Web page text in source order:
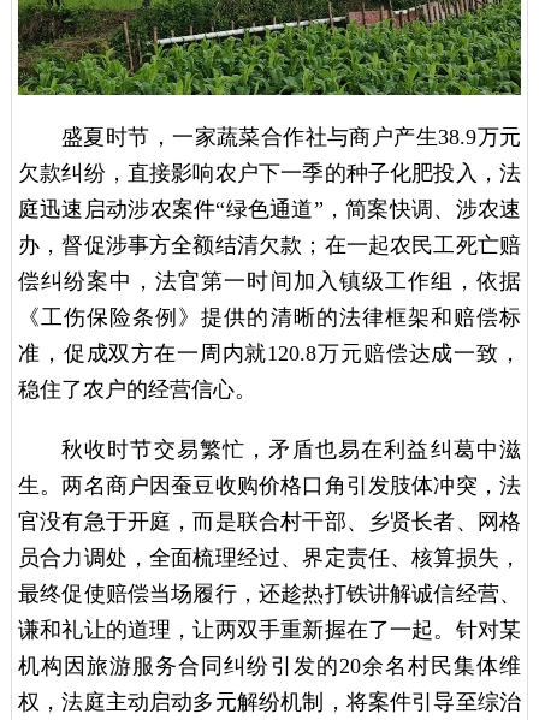
盛夏时节，一家蔬菜合作社与商户产生38.9万元
欠款纠纷，直接影响农户下一季的种子化肥投入，法
庭迅速启动涉农案件“绿色通道”，简案快调、涉农速
办，督促涉事方全额结清欠款；在一起农民工死亡赔
偿纠纷案中，法官第一时间加入镇级工作组，依据
《工伤保险条例》提供的清晰的法律框架和赔偿标
准，促成双方在一周内就120.8万元赔偿达成一致，
稳住了农户的经营信心。
秋收时节交易繁忙，矛盾也易在利益纠葛中滋
生。两名商户因蚕豆收购价格口角引发肢体冲突，法
官没有急于开庭，而是联合村干部、乡贤长者、网格
员合力调处，全面梳理经过、界定责任、核算损失，
最终促使赔偿当场履行，还趁热打铁讲解诚信经营、
谦和礼让的道理，让两双手重新握在了一起。针对某
机构因旅游服务合同纠纷引发的20余名村民集体维
权，法庭主动启动多元解纷机制，将案件引导至综治